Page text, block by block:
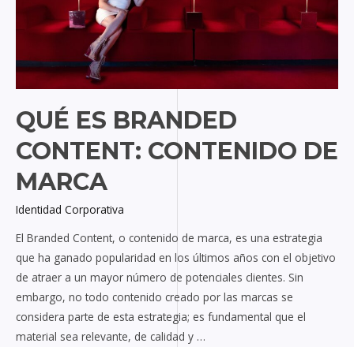
QUÉ ES BRANDED
CONTENT: CONTENIDO DE
MARCA
Identidad Corporativa
El Branded Content, o contenido de marca, es una estrategia
que ha ganado popularidad en los últimos años con el objetivo
de atraer a un mayor número de potenciales clientes. Sin
embargo, no todo contenido creado por las marcas se
considera parte de esta estrategia; es fundamental que el
material sea relevante, de calidad y …